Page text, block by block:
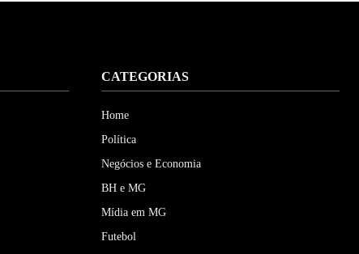
CATEGORIAS
Home
Política
Negócios e Economia
BH e MG
Mídia em MG
Futebol